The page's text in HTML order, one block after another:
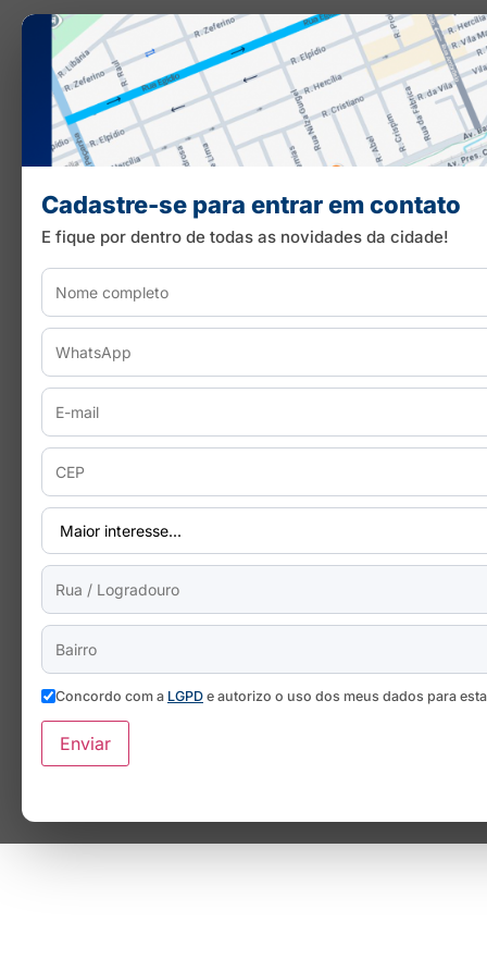
Cadastre-se para entrar em contato
E fique por dentro de todas as novidades da cidade!
Concordo com a LGPD e autorizo o uso dos meus dados para
Enviar